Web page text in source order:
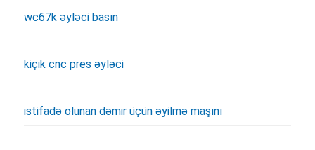
wc67k əyləci basın
kiçik cnc pres əyləci
istifadə olunan dəmir üçün əyilmə maşını